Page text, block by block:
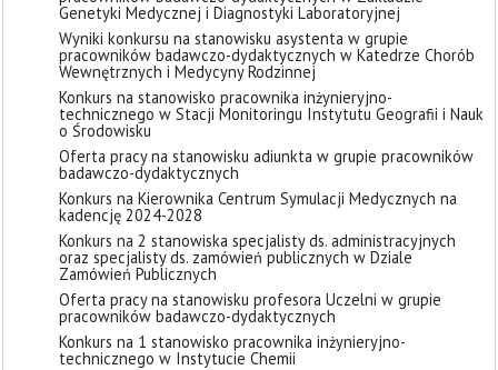
Genetyki Medycznej i Diagnostyki Laboratoryjnej
Wyniki konkursu na stanowisku asystenta w grupie
pracowników badawczo-dydaktycznych w Katedrze Chorób
Wewnętrznych i Medycyny Rodzinnej
Konkurs na stanowisko pracownika inżynieryjno-
technicznego w Stacji Monitoringu Instytutu Geografii i Nauk
o Środowisku
Oferta pracy na stanowisku adiunkta w grupie pracowników
badawczo-dydaktycznych
Konkurs na Kierownika Centrum Symulacji Medycznych na
kadencję 2024-2028
Konkurs na 2 stanowiska specjalisty ds. administracyjnych
oraz specjalisty ds. zamówień publicznych w Dziale
Zamówień Publicznych
Oferta pracy na stanowisku profesora Uczelni w grupie
pracowników badawczo-dydaktycznych
Konkurs na 1 stanowisko pracownika inżynieryjno-
technicznego w Instytucie Chemii